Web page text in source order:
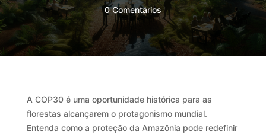
0 Comentários
A COP30 é uma oportunidade histórica para as
florestas alcançarem o protagonismo mundial.
Entenda como a proteção da Amazônia pode redefinir